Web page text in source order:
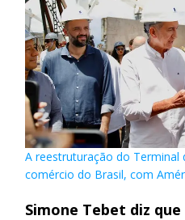
A reestruturação do Terminal
comércio do Brasil, com
Simone Tebet diz